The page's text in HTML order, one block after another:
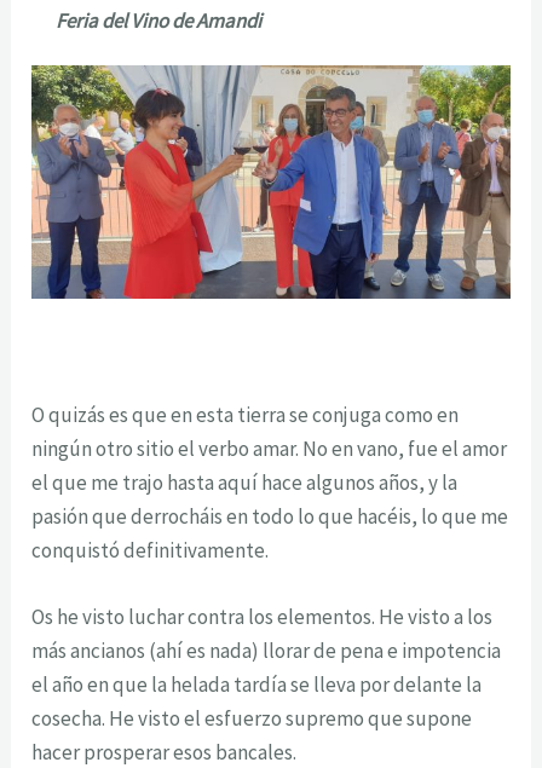
Feria del Vino de Amandi
O quizás es que en esta tierra se conjuga como en
ningún otro sitio el verbo amar. No en vano, fue el amor
el que me trajo hasta aquí hace algunos años, y la
pasión que derrocháis en todo lo que hacéis, lo que me
conquistó definitivamente.
Os he visto luchar contra los elementos. He visto a los
más ancianos (ahí es nada) llorar de pena e impotencia
el año en que la helada tardía se lleva por delante la
cosecha. He visto el esfuerzo supremo que supone
hacer prosperar esos bancales.